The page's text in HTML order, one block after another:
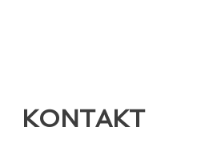
KONTAKT